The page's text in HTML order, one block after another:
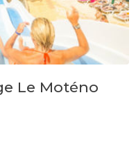
Le Moténo